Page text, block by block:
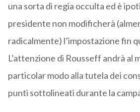
una sorta di regia occulta ed è
presidente non modificherà
radicalmente) l’impostazione fin
L’attenzione di Rousseff andrà al
particolar modo alla tutela dei
punti sottolineati durante la